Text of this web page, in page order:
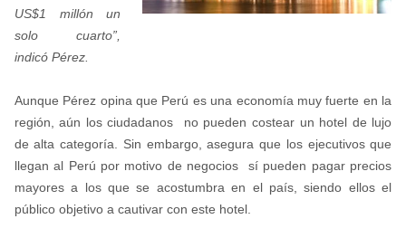
US$1 millón un
solo cuarto”,
indicó Pérez.
Aunque Pérez opina que Perú es una economía muy fuerte en la
región, aún los ciudadanos no pueden costear un hotel de lujo
de alta categoría. Sin embargo, asegura que los ejecutivos que
llegan al Perú por motivo de negocios sí pueden pagar precios
mayores a los que se acostumbra en el país, siendo ellos el
público objetivo a cautivar con este hotel.